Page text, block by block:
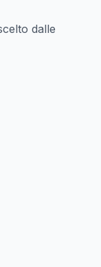
dalle